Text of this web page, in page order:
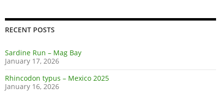
RECENT POSTS
Sardine Run – Mag Bay
January 17, 2026
Rhincodon typus – Mexico 2025
January 16, 2026